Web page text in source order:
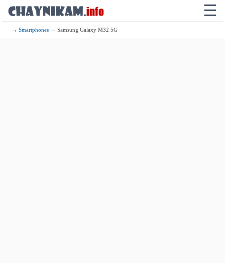
☰
→Smartphones → Samsung Galaxy M32 5G